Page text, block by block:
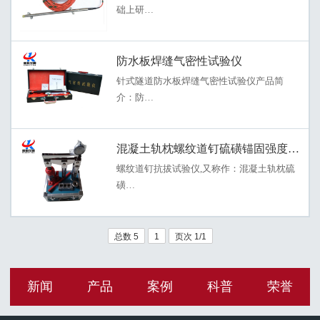
础上研…
防水板焊缝气密性试验仪
针式隧道防水板焊缝气密性试验仪产品简
介：防…
混凝土轨枕螺纹道钉硫磺锚固强度检测
螺纹道钉抗拔试验仪,又称作：混凝土轨枕硫
磺…
总数 5 1 页次 1/1
新闻 产品 案例 科普 荣誉